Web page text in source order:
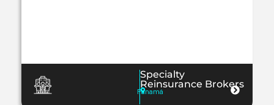
Specialty
Reinsurance Brokers
Panamá